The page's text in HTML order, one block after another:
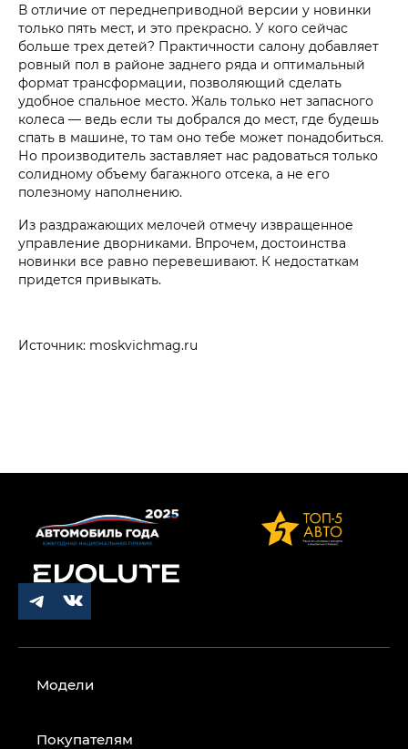
В отличие от переднеприводной версии у новинки
только пять мест, и это прекрасно. У кого сейчас
больше трех детей? Практичности салону добавляет
ровный пол в районе заднего ряда и оптимальный
формат трансформации, позволяющий сделать
удобное спальное место. Жаль только нет запасного
колеса — ведь если ты добрался до мест, где будешь
спать в машине, то там оно тебе может понадобиться.
Но производитель заставляет нас радоваться только
солидному объему багажного отсека, а не его
полезному наполнению.
Из раздражающих мелочей отмечу извращенное
управление дворниками. Впрочем, достоинства
новинки все равно перевешивают. К недостаткам
придется привыкать.
Источник: moskvichmag.ru
Модели
Покупателям